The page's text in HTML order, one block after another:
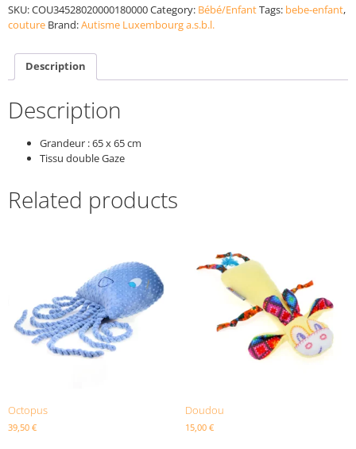
SKU:COU34528020000180000Category: Bébé/EnfantTags: bebe-enfant,
couture Brand:Autisme Luxembourg a.s.b.l.
Description
Description
Grandeur : 65 x 65 cm
Tissu double Gaze
Related products
Octopus
39,50 €
Doudou
15,00 €